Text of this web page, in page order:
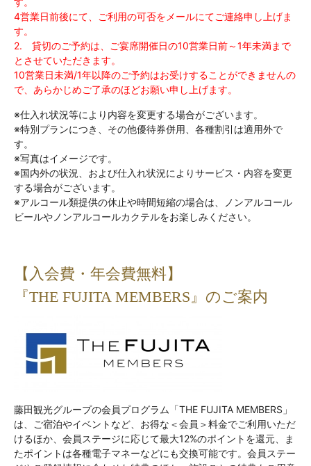
4営業日前後にて、ご利用の可否をメールにてご連絡申し上げま
す。
2. 貸切のご予約は、ご宴席開催日の10営業日前～1年未満まで
とさせていただきます。
10営業日未満/1年以降のご予約はお受けすることができませんの
で、あらかじめご了承のほどお願い申し上げます。
※仕入れ状況等により内容を変更する場合がございます。
※特別プランにつき、その他優待券併用、各種割引は適用外で
す。
※写真はイメージです。
※国内外の状況、および仕入れ状況によりサービス・内容を変更
する場合がございます。
※アルコール類提供の休止や時間短縮の場合は、ノンアルコール
ビールやノンアルコールカクテルをお楽しみください。
【入会費・年会費無料】
『THE FUJITA MEMBERS』のご案内
藤田観光グループの会員プログラム「THE FUJITA MEMBERS」
は、ご宿泊やイベントなど、お得な＜会員＞料金でご利用いただ
けるほか、会員ステージに応じて最大12%のポイントを還元、ま
たポイントは各種電子マネーなどにも交換可能です。会員ステー